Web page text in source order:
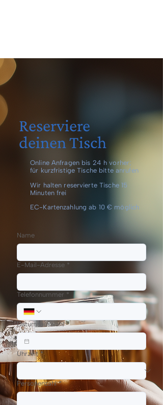
Reserviere
deinen Tisch
Online Anfragen bis 24 h vorher;
für kurzfristige Tische bitte anrufen
Wir halten reservierte Tische 15
Minuten frei
EC-Kartenzahlung ab 10 € möglich
Name
E-Mail-Adresse *
Telefonnummer *
Datumsauswahl *
Uhrzeit *
Personenzahl *